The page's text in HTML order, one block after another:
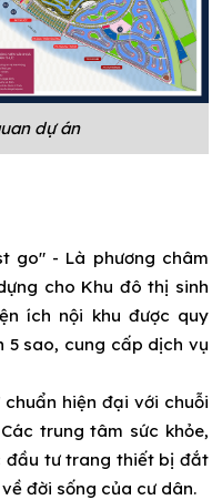
dự án
go" - Là phương châm
cho Khu đô thị sinh
ích nội khu được quy
5 sao, cung cấp dịch vụ
hiện đại với chuỗi
trung tâm sức khỏe,
đầu tư trang thiết bị đắt
đời sống của cư dân.